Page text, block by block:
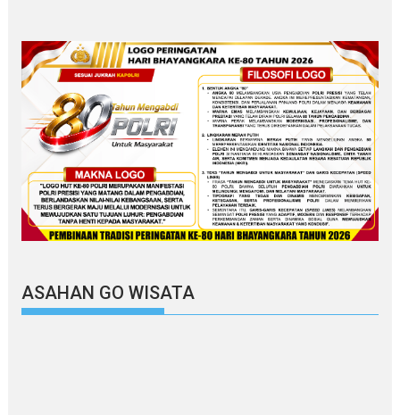
ASAHAN GO WISATA